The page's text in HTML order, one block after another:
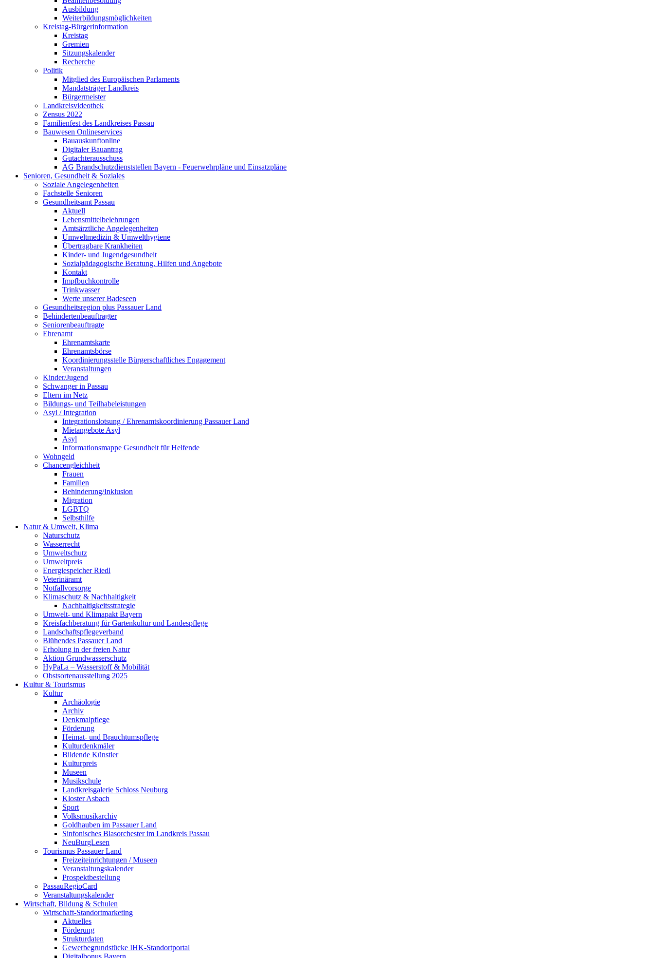
Ausbildung
Weiterbildungsmöglichkeiten
Kreistag-Bürgerinformation
Kreistag
Gremien
Sitzungskalender
Recherche
Politik
Mitglied des Europäischen Parlaments
Mandatsträger Landkreis
Bürgermeister
Landkreisvideothek
Zensus 2022
Familienfest des Landkreises Passau
Bauwesen Onlineservices
Bauauskunftonline
Digitaler Bauantrag
Gutachterausschuss
AG Brandschutzdienststellen Bayern - Feuerwehrpläne und Einsatzpläne
Senioren, Gesundheit & Soziales
Soziale Angelegenheiten
Fachstelle Senioren
Gesundheitsamt Passau
Aktuell
Lebensmittelbelehrungen
Amtsärztliche Angelegenheiten
Umweltmedizin & Umwelthygiene
Übertragbare Krankheiten
Kinder- und Jugendgesundheit
Sozialpädagogische Beratung, Hilfen und Angebote
Kontakt
Impfbuchkontrolle
Trinkwasser
Werte unserer Badeseen
Gesundheitsregion plus Passauer Land
Behindertenbeauftragter
Seniorenbeauftragte
Ehrenamt
Ehrenamtskarte
Ehrenamtsbörse
Koordinierungsstelle Bürgerschaftliches Engagement
Veranstaltungen
Kinder/Jugend
Schwanger in Passau
Eltern im Netz
Bildungs- und Teilhabeleistungen
Asyl / Integration
Integrationslotsung / Ehrenamtskoordinierung Passauer Land
Mietangebote Asyl
Asyl
Informationsmappe Gesundheit für Helfende
Wohngeld
Chancengleichheit
Frauen
Familien
Behinderung/Inklusion
Migration
LGBTQ
Selbsthilfe
Natur & Umwelt, Klima
Naturschutz
Wasserrecht
Umweltschutz
Umweltpreis
Energiespeicher Riedl
Veterinäramt
Notfallvorsorge
Klimaschutz & Nachhaltigkeit
Nachhaltigkeitsstrategie
Umwelt- und Klimapakt Bayern
Kreisfachberatung für Gartenkultur und Landespflege
Landschaftspflegeverband
Blühendes Passauer Land
Erholung in der freien Natur
Aktion Grundwasserschutz
HyPaLa – Wasserstoff & Mobilität
Obstsortenausstellung 2025
Kultur & Tourismus
Kultur
Archäologie
Archiv
Denkmalpflege
Förderung
Heimat- und Brauchtumspflege
Kulturdenkmäler
Bildende Künstler
Kulturpreis
Museen
Musikschule
Landkreisgalerie Schloss Neuburg
Kloster Asbach
Sport
Volksmusikarchiv
Goldhauben im Passauer Land
Sinfonisches Blasorchester im Landkreis Passau
NeuBurgLesen
Tourismus Passauer Land
Freizeiteinrichtungen / Museen
Veranstaltungskalender
Prospektbestellung
PassauRegioCard
Veranstaltungskalender
Wirtschaft, Bildung & Schulen
Wirtschaft-Standortmarketing
Aktuelles
Förderung
Strukturdaten
Gewerbegrundstücke IHK-Standortportal
Digitalbonus Bayern